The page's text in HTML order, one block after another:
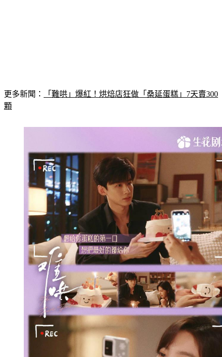
更多新聞：
「難哄」爆紅！烘焙店狂做「桑延蛋糕」7天賣300
顆